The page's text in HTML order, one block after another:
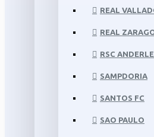
REAL
REAL
RSC
SAMPDORIA
SANTOS FC
SAO PAULO